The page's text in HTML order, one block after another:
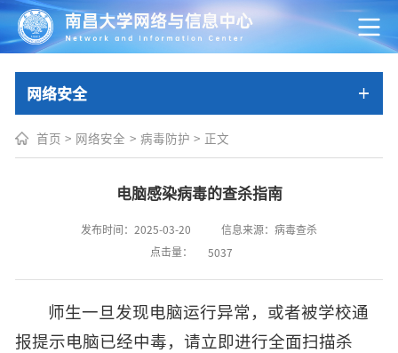
网络安全
首页 > 网络安全 > 病毒防护 > 正文
电脑感染病毒的查杀指南
发布时间：2025-03-20 信息来源：病毒查杀
点击量： 5037
师生一旦发现电脑运行异常，或者被学校通
报提示电脑已经中毒，请立即进行全面扫描杀